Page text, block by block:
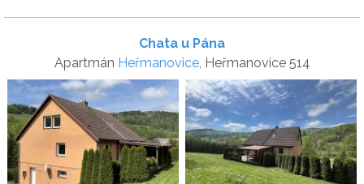
Chata u Pána
Apartmán Heřmanovice, Heřmanovice 514